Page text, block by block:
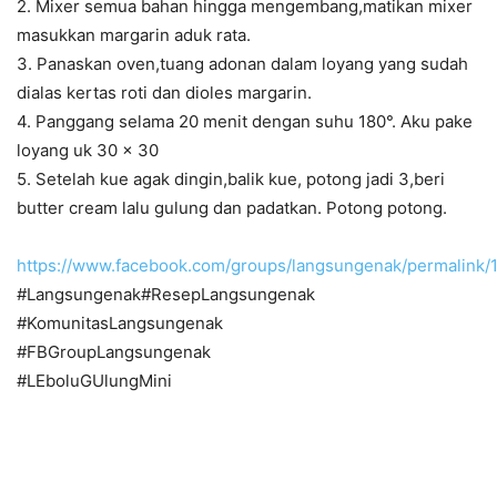
2. Mixer semua bahan hingga mengembang,matikan mixer
masukkan margarin aduk rata.
3. Panaskan oven,tuang adonan dalam loyang yang sudah
dialas kertas roti dan dioles margarin.
4. Panggang selama 20 menit dengan suhu 180°. Aku pake
loyang uk 30 x 30
5. Setelah kue agak dingin,balik kue, potong jadi 3,beri
butter cream lalu gulung dan padatkan. Potong potong.
https://www.facebook.com/groups/langsungenak/
#Langsungenak#ResepLangsungenak
#KomunitasLangsungenak
#FBGroupLangsungenak
#LEboluGUlungMini